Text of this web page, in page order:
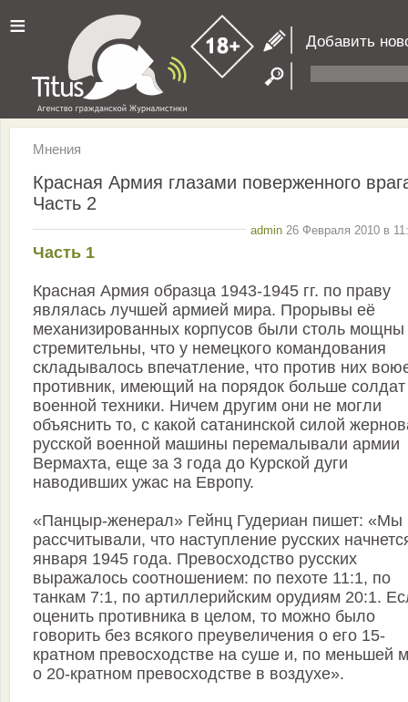
≡ Добавить
Мнения
Красная Армия глазами поверженного
Часть 2
admin 26 Февраля 2010 в
Часть 1
Красная Армия образца 1943-1945 гг. по праву
являлась лучшей армией мира. Прорывы её
механизированных корпусов были столь мощны
стремительны, что у немецкого командования
складывалось впечатление, что против них
противник, имеющий на порядок больше
военной техники. Ничем другим они не могли
объяснить то, с какой сатанинской силой
русской военной машины перемалывали армии
Вермахта, еще за 3 года до Курской дуги
наводивших ужас на Европу.
«Панцыр-женерал» Гейнц Гудериан пишет: «Мы
рассчитывали, что наступление русских
января 1945 года. Превосходство русских
выражалось соотношением: по пехоте 11:1, по
танкам 7:1, по артиллерийским орудиям 20:1.
оценить противника в целом, то можно было
говорить без всякого преувеличения о его 15-
кратном превосходстве на суше и, по меньшей
о 20-кратном превосходстве в воздухе».